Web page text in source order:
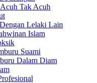
Tak Acuh
Lelaki Lain
Islam
Suami
Dalam Diam